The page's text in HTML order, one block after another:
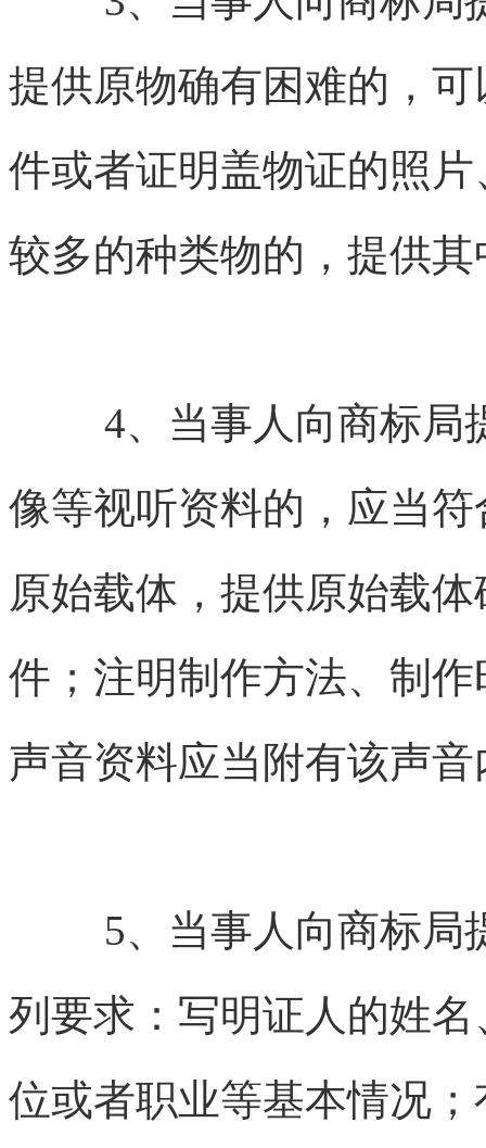
提供原物确有困难的，
件或者证明盖物证的照
较多的种类物的，提供
4、当事人向商标局
像等视听资料的，应当
原始载体，提供原始载
件；注明制作方法、制
声音资料应当附有该声
5、当事人向商标局
列要求：写明证人的姓
位或者职业等基本情况